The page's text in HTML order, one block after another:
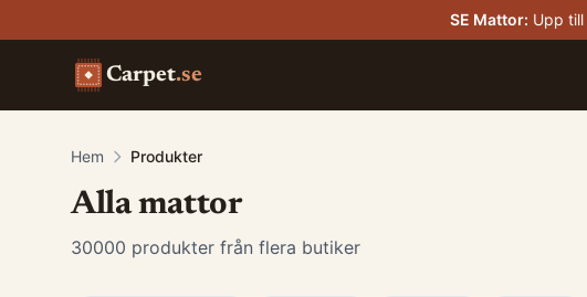
SE Mattor: Upp till
Carpet.se
Hem Produkter
Alla mattor
30000 produkter från flera butiker